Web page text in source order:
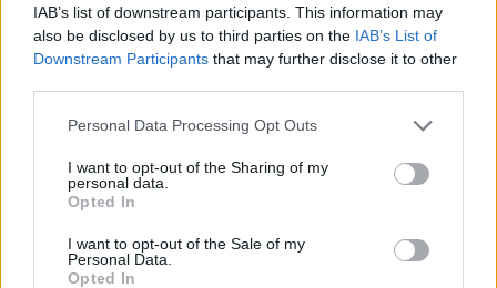
IAB’s list of downstream participants. This information may
also be disclosed by us to third parties on the IAB’s List of
Downstream Participants that may further disclose it to other
Personal Data Processing Opt Outs
I want to opt-out of the Sharing of my
personal data.
Opted In
I want to opt-out of the Sale of my
Personal Data.
Opted In